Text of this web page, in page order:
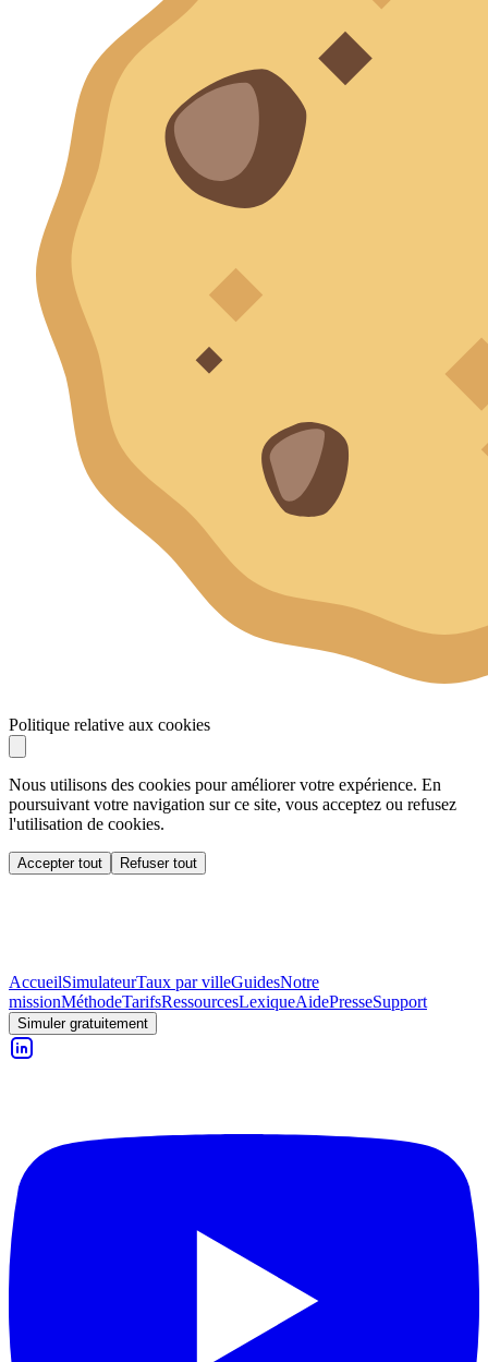
Politique relative aux cookies
Nous utilisons des cookies pour améliorer votre expérience. En
poursuivant votre navigation sur ce site, vous acceptez ou refusez
l'utilisation de cookies.
Accepter tout Refuser tout
AccueilSimulateurTaux par villeGuidesNotre
missionMéthodeTarifsRessourcesLexiqueAidePresseSupport
Simuler gratuitement